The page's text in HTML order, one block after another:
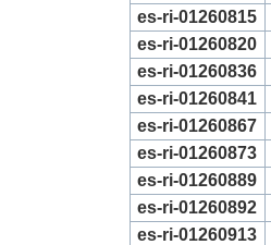
es-ri-01260815
es-ri-01260820
es-ri-01260836
es-ri-01260841
es-ri-01260867
es-ri-01260873
es-ri-01260889
es-ri-01260892
es-ri-01260913